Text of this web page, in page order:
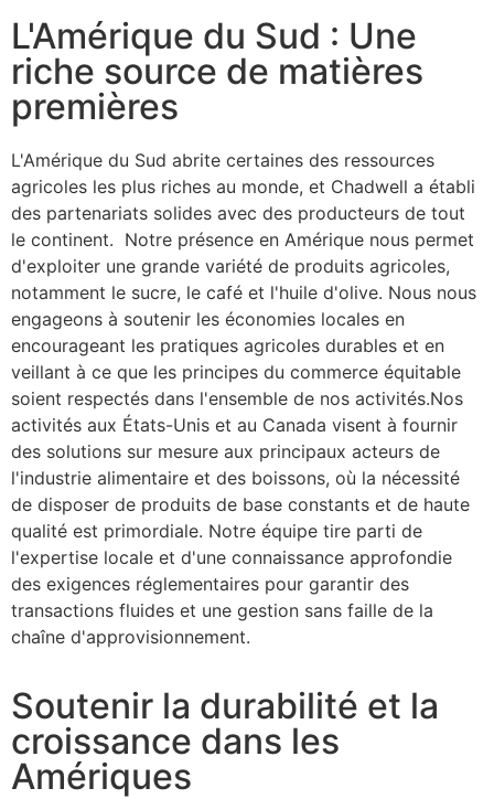
L'Amérique du Sud : Une
riche source de matières
premières
L'Amérique du Sud abrite certaines des ressources
agricoles les plus riches au monde, et Chadwell a établi
des partenariats solides avec des producteurs de tout
le continent. Notre présence en Amérique nous permet
d'exploiter une grande variété de produits agricoles,
notamment le sucre, le café et l'huile d'olive. Nous nous
engageons à soutenir les économies locales en
encourageant les pratiques agricoles durables et en
veillant à ce que les principes du commerce équitable
soient respectés dans l'ensemble de nos activités.Nos
activités aux États-Unis et au Canada visent à fournir
des solutions sur mesure aux principaux acteurs de
l'industrie alimentaire et des boissons, où la nécessité
de disposer de produits de base constants et de haute
qualité est primordiale. Notre équipe tire parti de
l'expertise locale et d'une connaissance approfondie
des exigences réglementaires pour garantir des
transactions fluides et une gestion sans faille de la
chaîne d'approvisionnement.
Soutenir la durabilité et la
croissance dans les
Amériques